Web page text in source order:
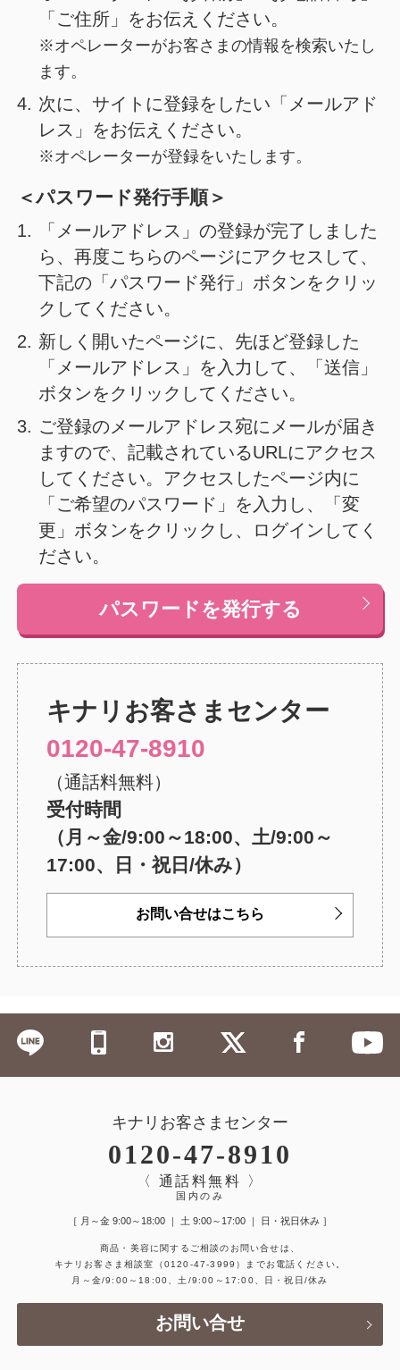
「ご住所」をお伝えください。
※オペレーターがお客さまの情報を検索いたし
ます。
4. 次に、サイトに登録をしたい「メールアド
レス」をお伝えください。
※オペレーターが登録をいたします。
＜パスワード発行手順＞
1.
「メールアドレス」の登録が完了しました
ら、再度こちらのページにアクセスして、
下記の「パスワード発行」ボタンをクリッ
クしてください。
2. 新しく開いたページに、先ほど登録した
「メールアドレス」を入力して、「送信」
ボタンをクリックしてください。
3. ご登録のメールアドレス宛にメールが届き
ますので、記載されているURLにアクセス
してください。
アクセスしたページ内に
「ご希望のパスワード」を入力し、「変
更」ボタンをクリックし、ログインしてく
ださい。
パスワードを発行する
キナリ お客さまセンター
0120-47-8910
（通話料無料）
受付時間
（月～金/9:00～18:00、土/9:00～
17:00、日・祝日/休み）
お問い合せはこちら
キナリお客さまセンター
0120-47-8910
〈 通話料無料 〉
国内のみ
［ 月～金 9:00～18:00 ｜ 土 9:00～17:00 ｜ 日・祝日休み ］
商品・美容に関するご相談のお問い合せは、
キナリお客さま相談室
（0120-47-3999）
までお電話ください。
月～金/9:00～18:00、土/9:00～17:00、日・祝日/休み
お問い合せ